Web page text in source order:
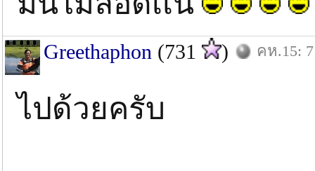
Greethaphon (731 ) คห.15:
ไปด้วยครับ